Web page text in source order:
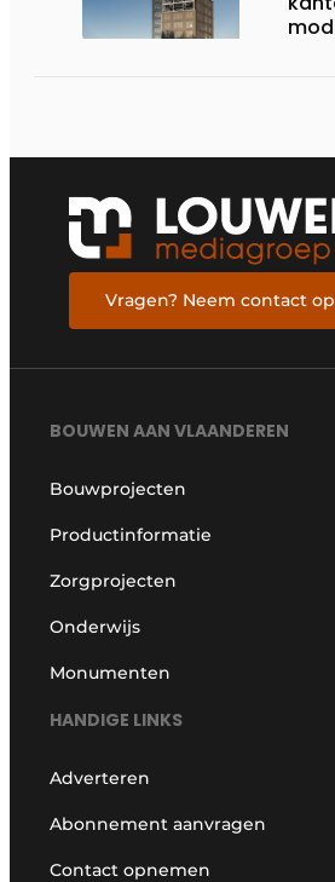
Vragen? Neem contact op
BOUWEN AAN VLAANDEREN
Bouwprojecten
Productinformatie
Zorgprojecten
Onderwijs
Monumenten
HANDIGE LINKS
Adverteren
Abonnement aanvragen
Contact opnemen